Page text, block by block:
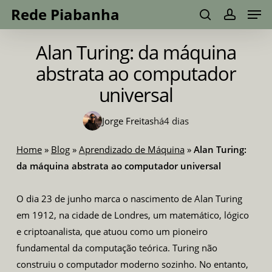
SkipRede Piabanha
searchaccount
Alan Turing: da máquina
abstrata ao computador
universal
Jorge Freitashá4 dias
Home» Blog» Aprendizado de Máquina» Alan Turing:
da máquina abstrata ao computador universal
O dia 23 de junho marca o nascimento de Alan Turing
em 1912, na cidade de Londres, um matemático, lógico
e criptoanalista, que atuou como um pioneiro
fundamental da computação teórica. Turing não
construiu o computador moderno sozinho. No entanto,
Menu